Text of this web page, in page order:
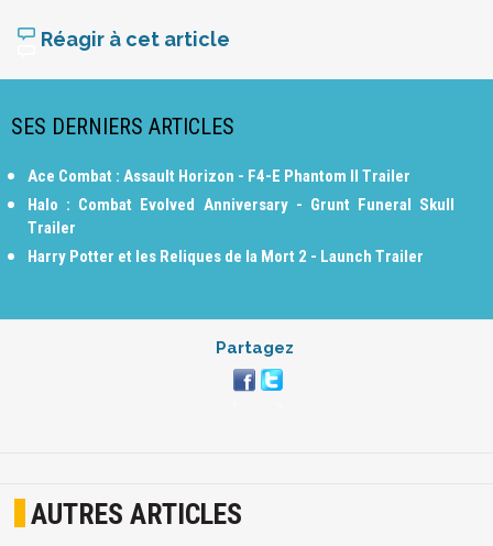
Réagir à cet article
SES DERNIERS ARTICLES
Ace Combat : Assault Horizon - F4-E Phantom II Trailer
Halo : Combat Evolved Anniversary - Grunt Funeral Skull
Trailer
Harry Potter et les Reliques de la Mort 2 - Launch Trailer
Partagez
AUTRES ARTICLES